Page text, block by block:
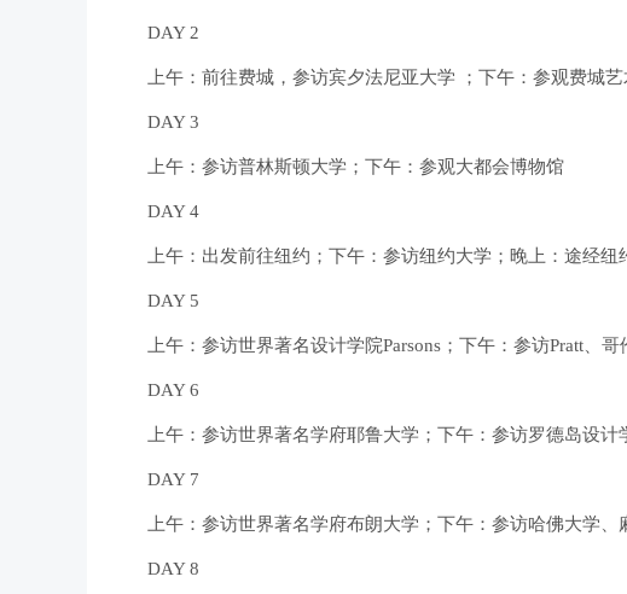
DAY 2
上午：前往费城，参访宾夕法尼亚大学 ；下午：参观费城
DAY 3
上午：参访普林斯顿大学；下午：参观大都会博物馆
DAY 4
上午：出发前往纽约；下午：参访纽约大学；晚上：途经
DAY 5
上午：参访世界著名设计学院Parsons；下午：参访Pratt、
DAY 6
上午：参访世界著名学府耶鲁大学；下午：参访罗德岛设计
DAY 7
上午：参访世界著名学府布朗大学；下午：参访哈佛大学、
DAY 8